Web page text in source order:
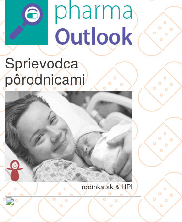
Sprievodca
pôrodnicami
rodinka.sk & HPI